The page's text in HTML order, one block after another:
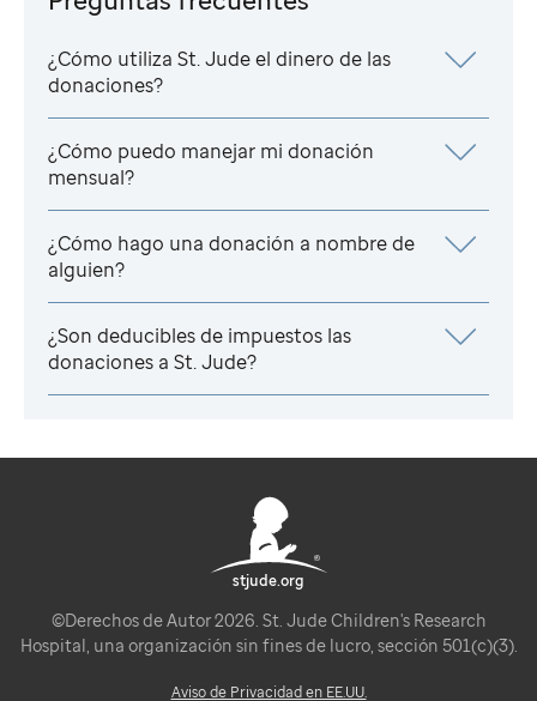
¿Cómo utiliza St. Judeel dinero de las
donaciones?
¿Cómo puedo manejar mi donación
mensual?
¿Cómo hago una donación a nombre de
alguien?
¿Son deducibles de impuestos las
donaciones a St. Jude?
stjude.org
©Derechos de Autor 2026. St. Jude Children's Research
Hospital, una organización sin fines de lucro, sección 501(c)(3).
Aviso de Privacidad en EE.UU.